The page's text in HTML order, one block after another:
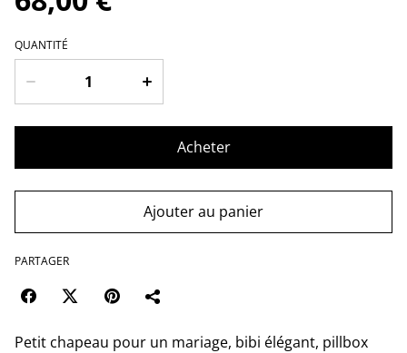
QUANTITÉ
Acheter
Ajouter au panier
PARTAGER
Petit chapeau pour un mariage, bibi élégant, pillbox